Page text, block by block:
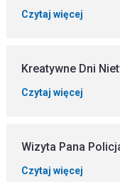
Czytaj więcej
Kreatywne Dni
Czytaj więcej
Wizyta Pana
Czytaj więcej